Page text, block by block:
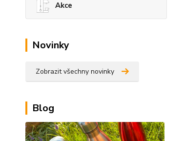
Akce
Novinky
Zobrazit všechny novinky
Blog